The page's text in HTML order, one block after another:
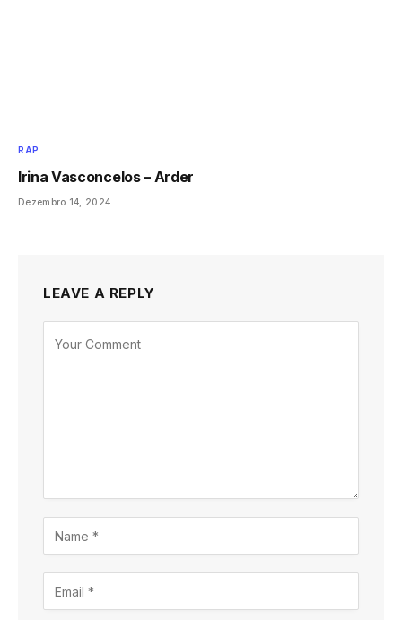
RAP
Irina Vasconcelos – Arder
Dezembro 14, 2024
LEAVE A REPLY